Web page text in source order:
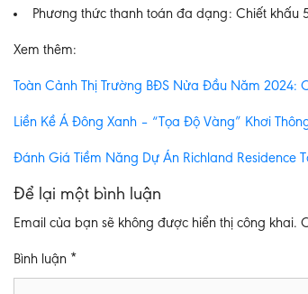
Phương thức thanh toán đa dạng: Chiết khấu
Xem thêm:
Toàn Cảnh Thị Trường BĐS Nửa Đầu Năm 2024:
Liền Kề Á Đông Xanh – “Tọa Độ Vàng” Khơi
Đánh Giá Tiềm Năng Dự Án Richland Residence
Để lại một bình luận
Email của bạn sẽ không được hiển thị công khai.
Bình luận *